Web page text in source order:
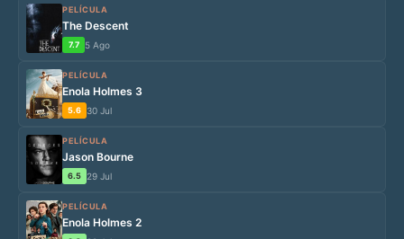
PELÍCULA
The Descent
7.7 5 Ago
PELÍCULA
Enola Holmes 3
5.6 30 Jul
PELÍCULA
Jason Bourne
6.5 29 Jul
PELÍCULA
Enola Holmes 2